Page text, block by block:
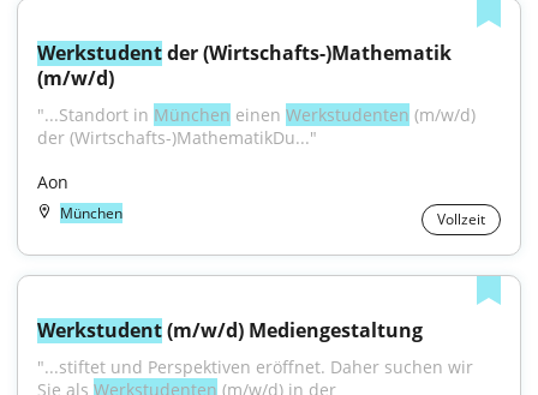
Werkstudent der (Wirtschafts-)Mathematik
(m/w/d)
"...Standort in München einen Werkstudenten (m/w/d)
der (Wirtschafts-)MathematikDu..."
Aon
München Vollzeit
Werkstudent (m/w/d) Mediengestaltung
"...stiftet und Perspektiven eröffnet. Daher suchen wir
Sie als Werkstudenten (m/w/d) in der